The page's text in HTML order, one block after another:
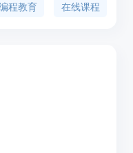
Visual Studio Code
程教育 在线课程